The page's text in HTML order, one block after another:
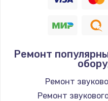
Замена / ремонт
Ремонт
Ремонт
Ремонт